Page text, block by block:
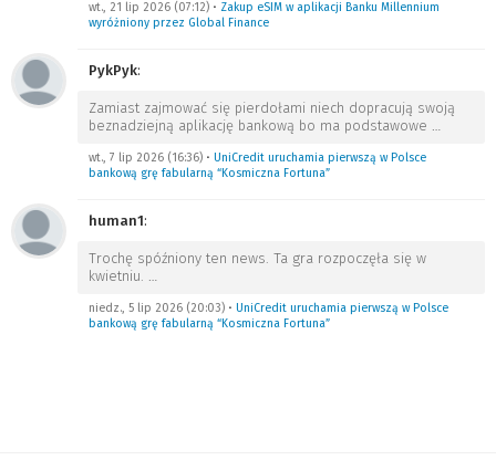
wt., 21 lip 2026 (07:12) • Zakup eSIM w aplikacji Banku Millennium
wyróżniony przez Global Finance
PykPyk:
Zamiast zajmować się pierdołami niech dopracują swoją
beznadziejną aplikację bankową bo ma podstawowe …
wt., 7 lip 2026 (16:36) • UniCredit uruchamia pierwszą w Polsce
bankową grę fabularną “Kosmiczna Fortuna”
human1:
Trochę spóźniony ten news. Ta gra rozpoczęła się w
kwietniu. …
niedz., 5 lip 2026 (20:03) • UniCredit uruchamia pierwszą w Polsce
bankową grę fabularną “Kosmiczna Fortuna”